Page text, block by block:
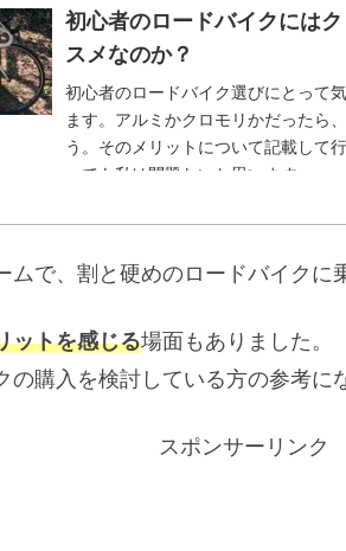
初心者のロードバイクには
スメなのか？
初心者のロードバイク選びにとって
ます。アルミかクロモリかだったら
う。そのメリットについて記載して
っても私は問題ないと思います。
ムで、割と硬めのロードバイクに
ットを感じる場面もありました。
の購入を検討している方の参考に
スポンサーリンク